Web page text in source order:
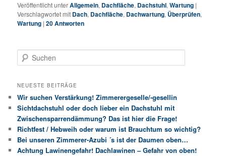
Veröffentlicht unterAllgemein, Dachfläche, Dachstuhl,Wartung |
Verschlagwortet mit Dach, Dachfläche, Dachwartung, Überprüfen,
Wartung |20Antworten
u
h
n
NEUESTE BEITRÄGE
Wir suchen Verstärkung! Zimmerergeselle/-gesellin
Sichtdachstuhl oder doch lieber ein Dachstuhl mit
Zwischensparrendämmung? Das ist hier die Frage!
Richtfest / Hebweih oder warum ist Brauchtum so wichtig?
Bei unseren Zimmerer-Azubi ´s ist der Daumen oben…
Achtung Lawinengefahr! Dachlawinen – Gefahr von oben!